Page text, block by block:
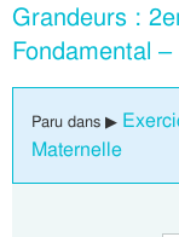
Grandeurs :
Fondamental
Paru dans ▶
Maternelle